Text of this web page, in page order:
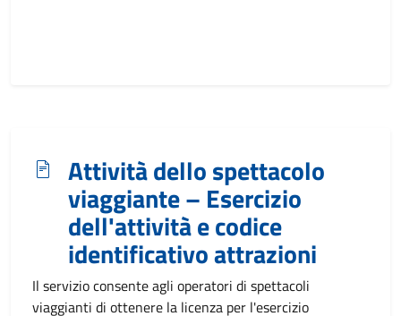
Attività dello spettacolo
viaggiante – Esercizio
dell'attività e codice
identificativo attrazioni
Il servizio consente agli operatori di spettacoli
viaggianti di ottenere la licenza per l'esercizio